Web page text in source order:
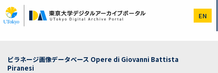
イ
ン
EN
ピラネージ画像データベース Opere di Giovanni Battista
Piranesi